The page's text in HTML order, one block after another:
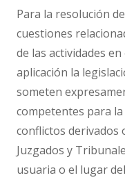
Para la resolución
cuestiones
de las actividades
aplicación la
someten
competentes para
conflictos derivados
Juzgados y
usuaria o el lugar